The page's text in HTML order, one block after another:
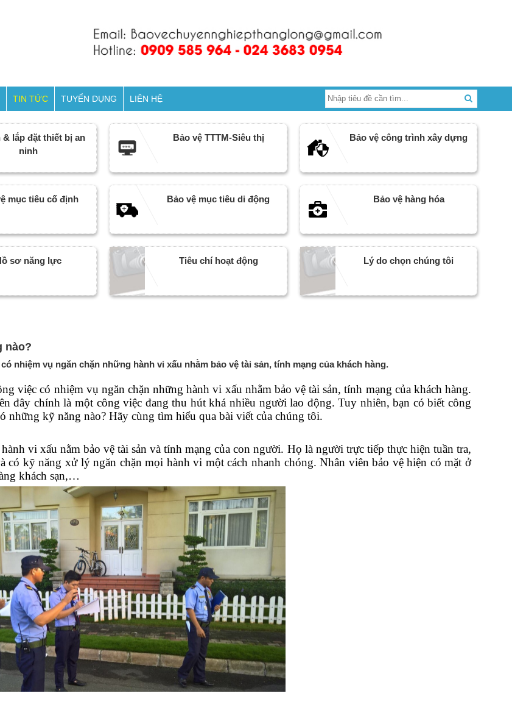
TIN TỨC TUYỂN DỤNG LIÊN HỆ
& lắp đặt thiết bị an
ninh
Bảo vệ TTTM-Siêu thị Bảo vệ công trình xây dựng
mục tiêu cố định Bảo vệ mục tiêu di động Bảo vệ hàng hóa
sơ năng lực Tiêu chí hoạt động Lý do chọn chúng tôi
nào?
nhiệm vụ ngăn chặn những hành vi xấu nhằm bảo vệ tài sản, tính mạng của khách hàng.
việc có nhiệm vụ ngăn chặn những hành vi xấu nhằm bảo vệ tài sản, tính mạng của khách hàng.
đây chính là một công việc đang thu hút khá nhiều người lao động. Tuy nhiên, bạn có biết công
những kỹ năng nào? Hãy cùng tìm hiểu qua bài viết của chúng tôi.
vi xấu nằm bảo vệ tài sản và tính mạng của con người. Họ là người trực tiếp thực hiện tuần tra,
có kỹ năng xử lý ngăn chặn mọi hành vi một cách nhanh chóng. Nhân viên bảo vệ hiện có mặt ở
khách sạn,…